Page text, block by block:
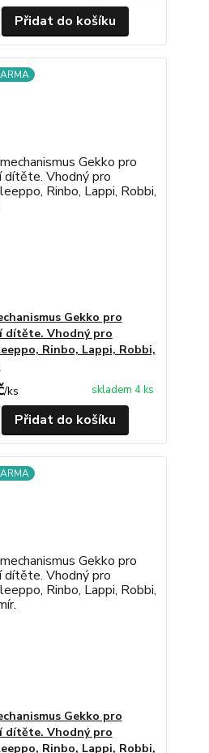
Přidat do košíku
Gekko pro
dítěte. Vhodný pro
Rinbo, Lappi, Robbi,
/ks skladem 4 ks
Přidat do košíku
Gekko pro
dítěte. Vhodný pro
Rinbo, Lappi, Robbi,